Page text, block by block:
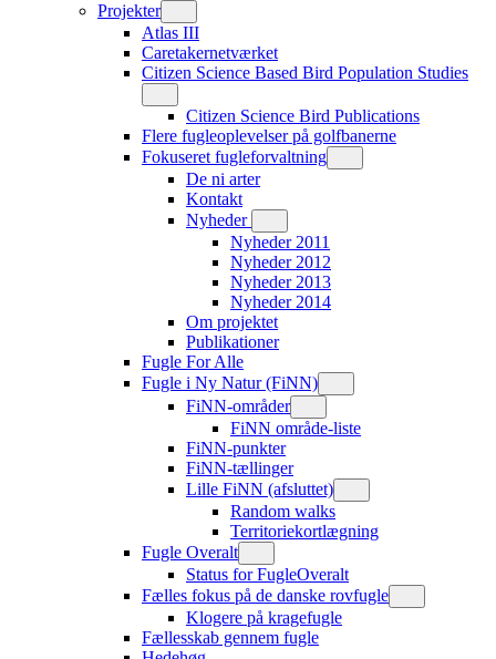
Projekter
Atlas III
Caretakernetværket
Citizen Science Based Bird Population Studies
Citizen Science Bird Publications
Flere fugleoplevelser på golfbanerne
Fokuseret fugleforvaltning
De ni arter
Kontakt
Nyheder
Nyheder 2011
Nyheder 2012
Nyheder 2013
Nyheder 2014
Om projektet
Publikationer
Fugle For Alle
Fugle i Ny Natur (FiNN)
FiNN-områder
FiNN område-liste
FiNN-punkter
FiNN-tællinger
Lille FiNN (afsluttet)
Random walks
Territoriekortlægning
Fugle Overalt
Status for FugleOveralt
Fælles fokus på de danske rovfugle
Klogere på kragefugle
Fællesskab gennem fugle